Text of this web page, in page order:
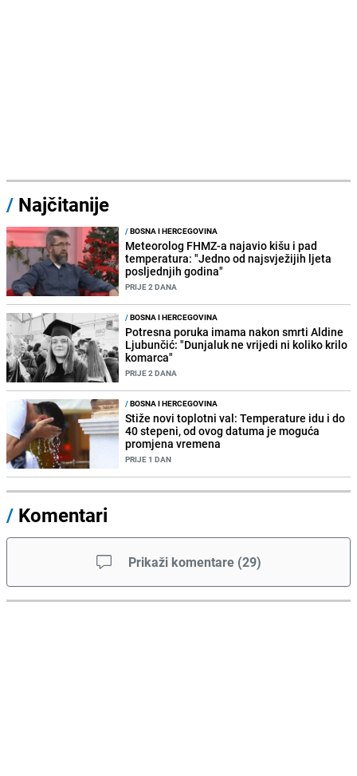
/ Najčitanije
/BOSNA I HERCEGOVINA
Meteorolog FHMZ-a najavio kišu i pad
temperatura: "Jedno od najsvježijih ljeta
posljednjih godina"
PRIJE 2 DANA
/BOSNA I HERCEGOVINA
Potresna poruka imama nakon smrti Aldine
Ljubunčić: "Dunjaluk ne vrijedi ni koliko krilo
komarca"
PRIJE 2 DANA
/BOSNA I HERCEGOVINA
Stiže novi toplotni val: Temperature idu i do
40 stepeni, od ovog datuma je moguća
promjena vremena
PRIJE 1 DAN
/ Komentari
Prikaži komentare (29)